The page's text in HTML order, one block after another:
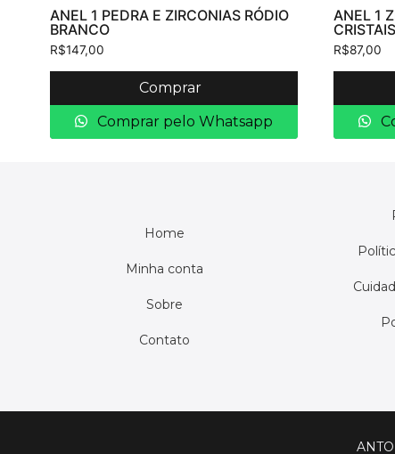
ANEL 1 PEDRA E ZIRCONIAS RÓDIO
BRANCO
R$147,00
Comprar
Comprar pelo Whatsapp
ANEL 1
R$87,00
Home
Minha conta
Sobre
Contato